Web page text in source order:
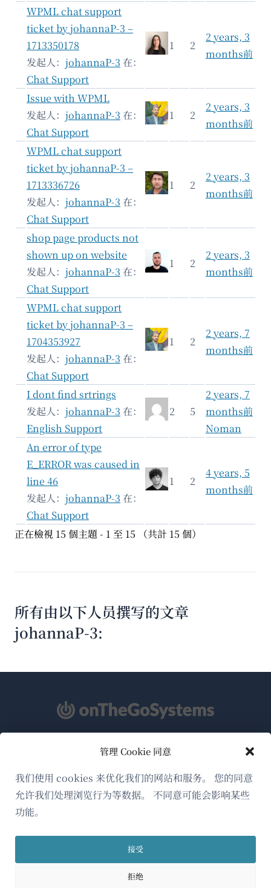
管理 Cookie 同意
我们使用 cookies 来优化我们的网站和服务。 您的同意
允许我们处理浏览行为等数据。 不同意可能会影响某些
功能。
接受
拒绝
WPML chat support
ticket by johannaP-3 –
1713350178
发起人： johannaP-3 在：
Chat Support
1 2
2 years, 3
months前
Issue with WPML
发起人： johannaP-3 在：
Chat Support
1 2
2 years, 3
months前
WPML chat support
ticket by johannaP-3 –
1713336726
发起人： johannaP-3 在：
Chat Support
1 2
2 years, 3
months前
shop page products not
shown up on website
发起人： johannaP-3 在：
Chat Support
1 2
2 years, 3
months前
WPML chat support
ticket by johannaP-3 –
1704353927
发起人： johannaP-3 在：
Chat Support
1 2
2 years, 7
months前
I dont find srtrings
发起人： johannaP-3 在：
English Support
2 5
2 years, 7
months前
Noman
An error of type
E_ERROR was caused in
line 46
发起人： johannaP-3 在：
Chat Support
1 2
4 years, 5
months前
正在檢視 15 個主題 - 1 至 15 （共計 15 個）
所有由以下人员撰写的文章
johannaP-3:
简体中文
关于WPML
GDPR与隐私政策
加入我们的团队（在
中
新
口
新
窗
口
中
新
口